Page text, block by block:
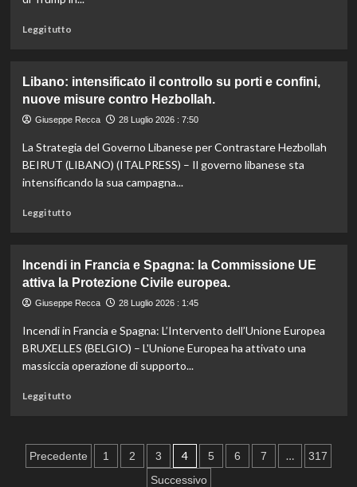
Leggi tuttoLeggi
Hormuz:
inevitabile
spartizione
la
strategia
di
Libano: intensificato il controllo su porti e confini,
nuove misure contro Hezbollah.
Giuseppe Recca 28 Luglio 2026 : 7:50
La Strategia del Governo Libanese per Contrastare Hezbollah
BEIRUT (LIBANO) (ITALPRESS) – Il governo libanese sta
intensificando la sua campagna...
Leggi tuttoLeggi
Libano:
intensificato
il
su
porti
e
Incendi in Francia e Spagna: la Commissione UE
attiva la Protezione Civile europea.
Giuseppe Recca 28 Luglio 2026 : 1:45
Incendi in Francia e Spagna: L’Intervento dell’Unione Europea
BRUXELLES (BELGIO) – L'Unione Europea ha attivato una
massiccia operazione di supporto...
Leggi tuttoLeggi
Incendi
in
Paginazione
Precedente 1 2 3 4 5 6 7 …
317
Successivo